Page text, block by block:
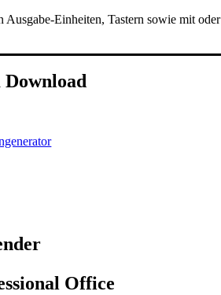
Ausgabe-Einheiten, Tastern sowie mit oder
Download
Office